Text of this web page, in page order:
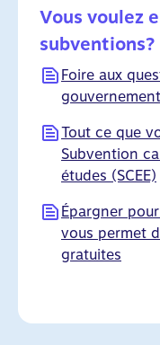
Vous voulez
subventions?
Foire aux
Tout ce que
Subvention
études (SCEE)
Épargner
vous permet
gratuites